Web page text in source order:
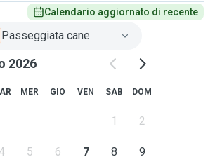
Calendario aggiornato di recente
Passeggiata cane
2026
MER GIO VEN SAB DOM
1 2
4 5 6 7 8 9